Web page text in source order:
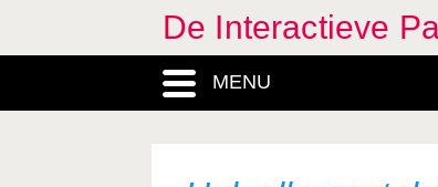
De Interactieve
MENU